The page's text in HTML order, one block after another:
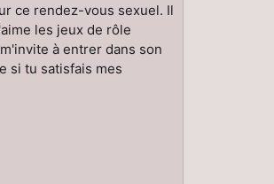
ce rendez-vous sexuel. Il
les jeux de rôle
à entrer dans son
si tu satisfais mes